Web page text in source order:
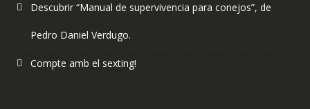
Descubrir “Manual de supervivencia para conejos”, de
Pedro Daniel Verdugo.
Compte amb el sexting!